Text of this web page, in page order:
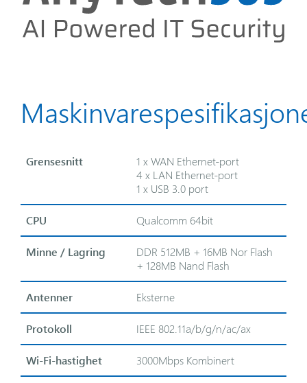
Grensesnitt
1 x WAN Ethernet-port
4 x LAN Ethernet-port
1 x USB 3.0 port
CPU Qualcomm 64bit
Minne / Lagring
DDR 512MB + 16MB Nor Flash
+ 128MB Nand Flash
Antenner Eksterne
Protokoll IEEE 802.11a/b/g/n/ac/ax
Wi-Fi-hastighet 3000Mbps Kombinert